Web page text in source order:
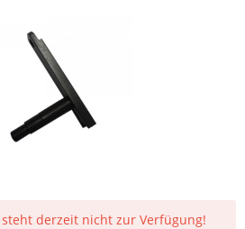
derzeit nicht zur Verfügung!